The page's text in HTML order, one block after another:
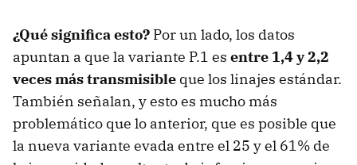
¿Qué significa esto? Por un lado, los datos
apuntan a que la variante P.1 es entre 1,4 y 2,2
veces más transmisible que los linajes estándar.
También señalan, y esto es mucho más
problemático que lo anterior, que es posible que
la nueva variante evada entre el 25 y el 61% de